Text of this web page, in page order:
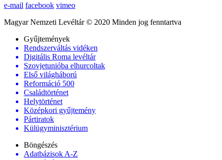
e-mail facebook vimeo
Magyar Nemzeti Levéltár © 2020 Minden jog fenntartva
Gyűjtemények
Rendszerváltás vidéken
Digitális Roma levéltár
Szovjetunióba elhurcoltak
Első világháború
Reformáció 500
Családtörténet
Helytörténet
Középkori gyűjtemény
Pártiratok
Külügyminisztérium
Böngészés
Adatbázisok A-Z